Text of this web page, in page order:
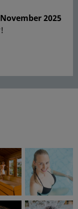
2025